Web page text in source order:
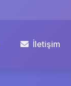
İletişim